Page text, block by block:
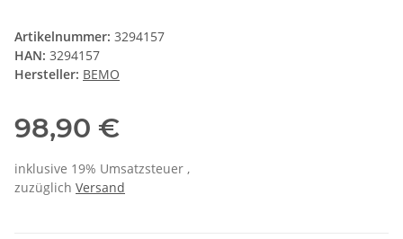
Artikelnummer: 3294157
HAN: 3294157
Hersteller: BEMO
98,90 €
inklusive 19% Umsatzsteuer ,
zuzüglich Versand